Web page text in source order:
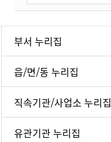
부서 누리집
읍/면/동 누리집
직속기관/사업소 누리집
유관기관 누리집